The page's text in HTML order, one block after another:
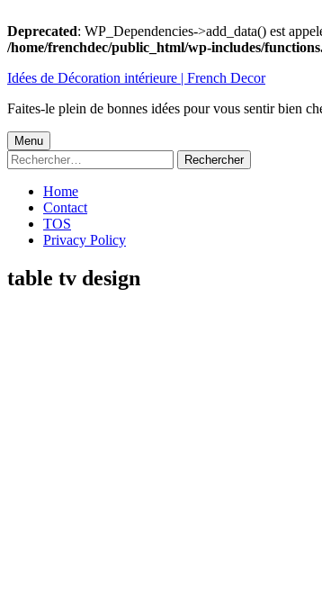
Deprecated: WP_Dependencies->add_data() est
/home/frenchdec/public_html/wp-includes/
au
Idées de Décoration intérieure | French Decor
Faites-le plein de bonnes idées pour vous sentir bien
Menu
principal
Menu
Rechercher :
Home
Contact
TOS
Privacy Policy
table tv design